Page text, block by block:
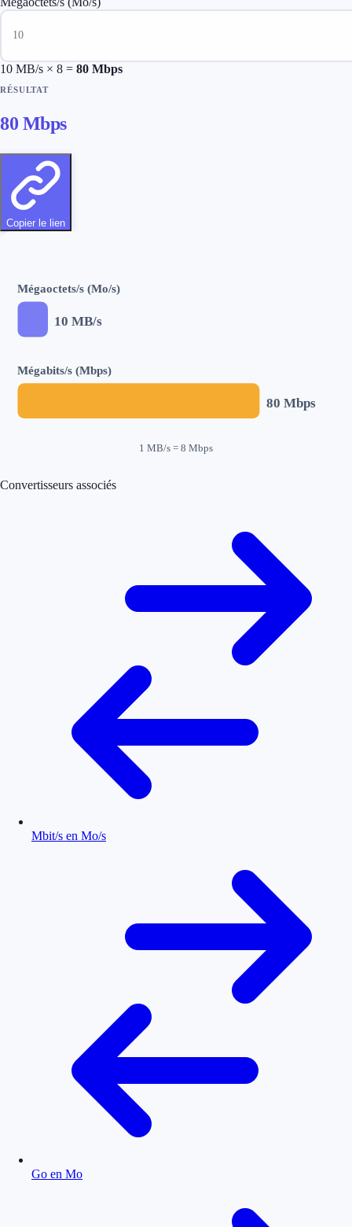
10 MB/s × 8 = 80 Mbps
RÉSULTAT
80 Mbps
Copier le lien
Mégaoctets/s (Mo/s)
10 MB/s
Mégabits/s (Mbps)
80 Mbps
1 MB/s = 8 Mbps
Convertisseurs associés
Mbit/s en Mo/s
Go en Mo